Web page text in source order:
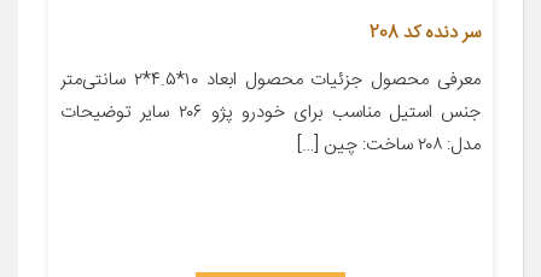
سر دنده کد 208
معرفی محصول جزئیات محصول ابعاد ۱۰*۴.۵*۲ سانتی‌متر
جنس استیل مناسب برای خودرو پژو ۲۰۶ سایر توضیحات
مدل: ۲۰۸ ساخت: چین […]